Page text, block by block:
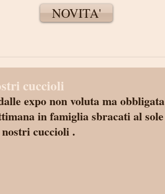
NOVITA'
cuccioli
expo non voluta ma obbligata
in famiglia sbracati al sole
cuccioli .